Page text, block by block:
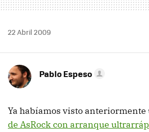
22 Abril 2009
Pablo Espeso
Ya habíamos visto anteriormente
de AsRock con arranque